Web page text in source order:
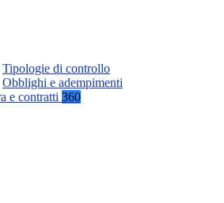
Tipologie di controllo
Obblighi e adempimenti
e contratti 360